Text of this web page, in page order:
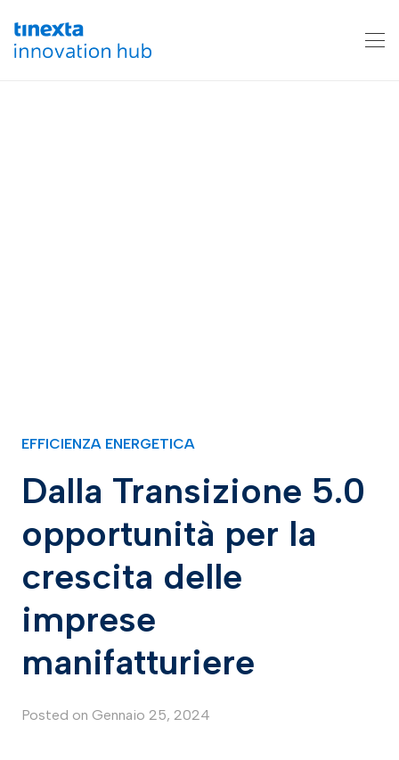
EFFICIENZA ENERGETICA
Dalla Transizione 5.0
opportunità per la
crescita delle
imprese
manifatturiere
Posted on Gennaio 25, 2024